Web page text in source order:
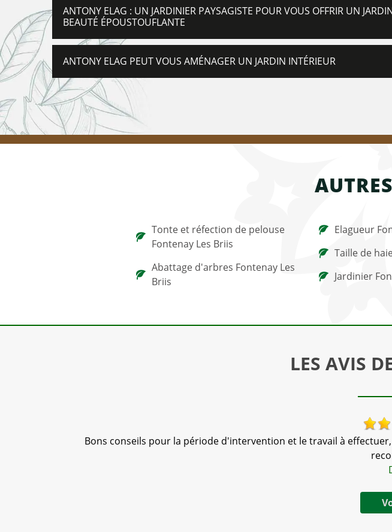
ANTONY ELAG : UN JARDINIER PAYSAGISTE POUR VOUS OFFRIR UN
BEAUTÉ ÉPOUSTOUFLANTE
ANTONY ELAG PEUT VOUS AMÉNAGER UN JARDIN INTÉRIEUR
Tonte et réfection de pelouse
Fontenay Les Briis
Abattage d'arbres Fontenay Les
Briis
Elagueur
Taille de
Jardinier
LES AVIS
Bons conseils pour la période d'intervention et le travail à